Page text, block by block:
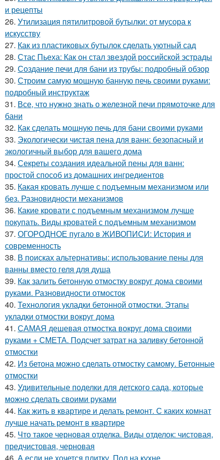
и рецепты
26. Утилизация пятилитровой бутылки: от мусора к
искусству
27. Как из пластиковых бутылок сделать уютный сад
28. Стас Пьеха: Как он стал звездой российской эстрады
29. Создание печи для бани из трубы: подробный обзор
30. Строим самую мощную банную печь своими руками:
подробный инструктаж
31. Все, что нужно знать о железной печи прямоточке для
бани
32. Как сделать мощную печь для бани своими руками
33. Экологически чистая пена для ванн: безопасный и
экологичный выбор для вашего дома
34. Секреты создания идеальной пены для ванн:
простой способ из домашних ингредиентов
35. Какая кровать лучше с подъемным механизмом или
без. Разновидности механизмов
36. Какие кровати с подъемным механизмом лучше
покупать. Виды кроватей с подъемным механизмом
37. ОГОРОДНОЕ пугало в ЖИВОПИСИ: История и
современность
38. В поисках альтернативы: использование пены для
ванны вместо геля для душа
39. Как залить бетонную отмостку вокруг дома своими
руками. Разновидности отмосток
40. Технология укладки бетонной отмостки. Этапы
укладки отмостки вокруг дома
41. САМАЯ дешевая отмостка вокруг дома своими
руками + СМЕТА. Подсчет затрат на заливку бетонной
отмостки
42. Из бетона можно сделать отмостку самому. Бетонные
отмостки
43. Удивительные поделки для детского сада, которые
можно сделать своими руками
44. Как жить в квартире и делать ремонт. С каких комнат
лучше начать ремонт в квартире
45. Что такое черновая отделка. Виды отделок: чистовая,
предчистовая, черновая
46. А если не хочется плитку. Пол на кухне